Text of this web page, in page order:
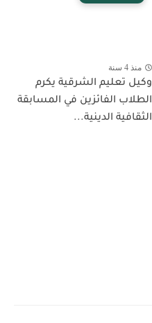
منذ 4 سنة
وكيل تعليم الشرقية يكرم
الطلاب الفائزين في المسابقة
الثقافية الدينية...